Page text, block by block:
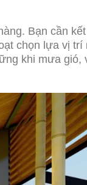
Bạn cần
chọn lựa vị trí
khi mưa gió,